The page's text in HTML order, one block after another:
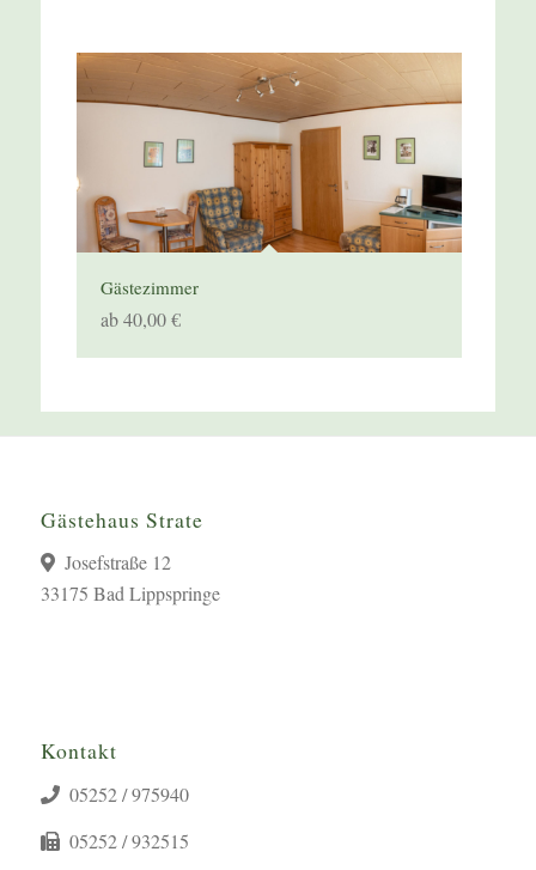
Gästezimmer
ab 40,00 €
Gästehaus Strate
Josefstraße 12
33175 Bad Lippspringe
Kontakt
05252 / 975940
05252 / 932515